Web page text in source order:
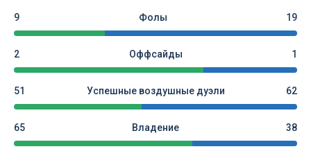
9 Фолы 19
2 Оффсайды 1
51 Успешные воздушные дуэли 62
65 Владение 38